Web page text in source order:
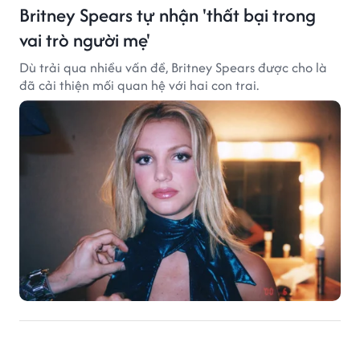
Britney Spears tự nhận 'thất bại trong
vai trò người mẹ'
Dù trải qua nhiều vấn đề, Britney Spears được cho là
đã cải thiện mối quan hệ với hai con trai.